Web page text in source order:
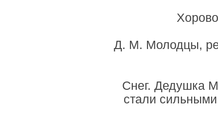
Д. М. Молодцы,
Снег. Дедушка
стали